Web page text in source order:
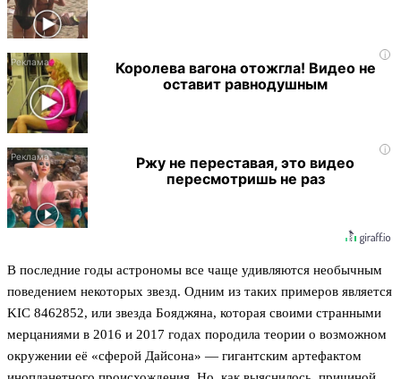
i
Королева вагона отожгла! Видео не
оставит равнодушным
i
Ржу не переставая, это видео
пересмотришь не раз
В последние годы астрономы все чаще удивляются необычным
поведением некоторых звезд. Одним из таких примеров является
KIC 8462852, или звезда Бояджяна, которая своими странными
мерцаниями в 2016 и 2017 годах породила теории о возможном
окружении её «сферой Дайсона» — гигантским артефактом